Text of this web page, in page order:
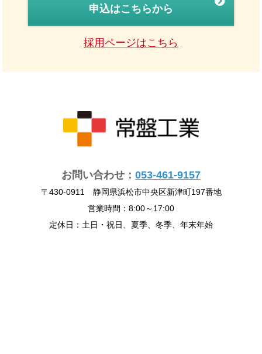
申込はこちらから
採用ページはこちら
お問い合わせ： 053-461-9157
〒430-0911 静岡県浜松市中央区新津町197番地
営業時間：8:00～17:00
定休日：土日・祝日、夏季、冬季、年末年始